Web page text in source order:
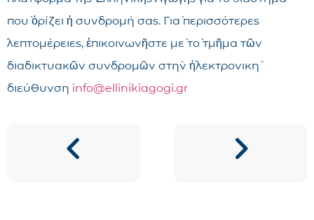
ποὺ ὁρίζει ἡ συνδρομή σας. Γιὰ περισσότερες
λεπτομέρειες, ἐπικοινωνῆστε μὲ τὸ τμῆμα τῶν
διαδικτυακῶν συνδρομῶν στὴν ἠλεκτρονικὴ
διεύθυνση info@ellinikiagogi.gr